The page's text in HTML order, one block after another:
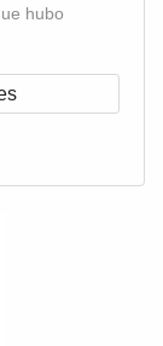
hubo